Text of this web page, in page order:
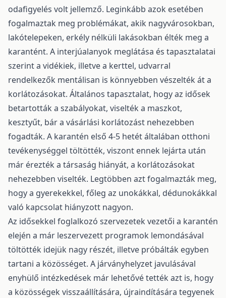
odafigyelés volt jellemző. Leginkább azok esetében
fogalmaztak meg problémákat, akik nagyvárosokban,
lakótelepeken, erkély nélküli lakásokban élték meg a
karantént. A interjúalanyok meglátása és tapasztalatai
szerint a vidékiek, illetve a kerttel, udvarral
rendelkezők mentálisan is könnyebben vészelték át a
korlátozásokat. Általános tapasztalat, hogy az idősek
betartották a szabályokat, viselték a maszkot,
kesztyűt, bár a vásárlási korlátozást nehezebben
fogadták. A karantén első 4-5 hetét általában otthoni
tevékenységgel töltötték, viszont ennek lejárta után
már érezték a társaság hiányát, a korlátozásokat
nehezebben viselték. Legtöbben azt fogalmazták meg,
hogy a gyerekekkel, főleg az unokákkal, dédunokákkal
való kapcsolat hiányzott nagyon.
Az idősekkel foglalkozó szervezetek vezetői a karantén
elején a már leszervezett programok lemondásával
töltötték idejük nagy részét, illetve próbálták egyben
tartani a közösséget. A járványhelyzet javulásával
enyhülő intézkedések már lehetővé tették azt is, hogy
a közösségek visszaállítására, újraindítására tegyenek